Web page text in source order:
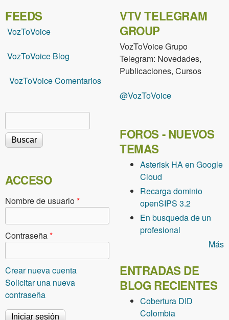
FEEDS
VozToVoice
VozToVoice Blog
VozToVoice Comentarios
Formulario de búsqueda
ACCESO
Nombre de usuario*
Contraseña*
Crear nueva cuenta
Solicitar una nueva
contraseña
VTV TELEGRAM
GROUP
VozToVoice Grupo
Telegram: Novedades,
Publicaciones, Cursos
@VozToVoice
FOROS - NUEVOS
TEMAS
Asterisk HA en Google
Cloud
Recarga dominio
openSIPS 3.2
En busqueda de un
profesional
Más
ENTRADAS DE
BLOG RECIENTES
Cobertura DID
Colombia